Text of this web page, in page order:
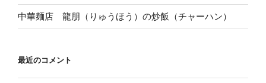
中華麺店 龍朋（りゅうほう）の炒飯（チャーハン）
最近のコメント